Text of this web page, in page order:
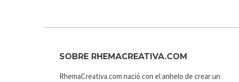
SOBRE RHEMACREATIVA.COM
RhemaCreativa.com nació con el anhelo de crear un